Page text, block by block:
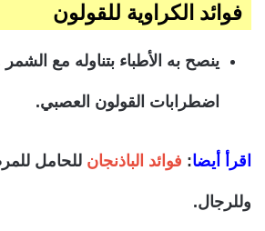
فوائد الكراوية للقولون
ينصح به الأطباء بتناوله مع الشمر
اضطرابات القولون العصبي.
اقرأ أيضا: فوائد الباذنجان للحامل
وللرجال.